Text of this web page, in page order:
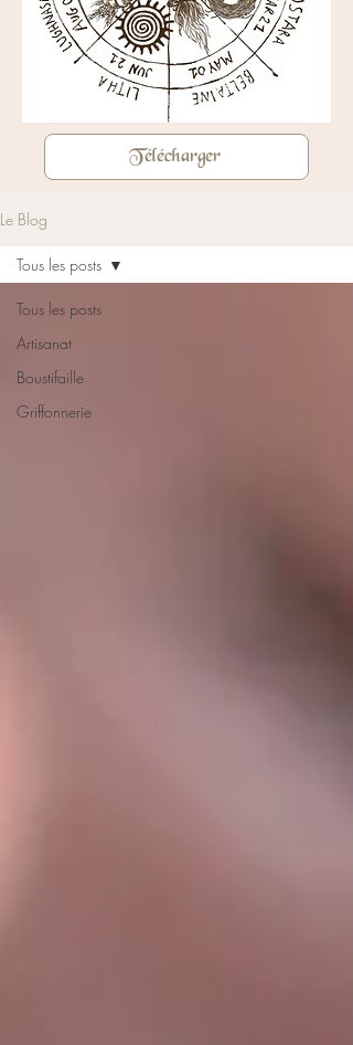
Télécharger
Le Blog
Tous les posts
Artisanat
Boustifaille
Griffonnerie
Tous les posts